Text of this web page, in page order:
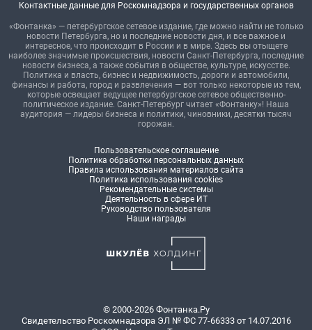
Контактные данные для Роскомнадзора и государственных органов
«Фонтанка» — петербургское сетевое издание, где можно найти не только
новости Петербурга, но и последние новости дня, и все важное и
интересное, что происходит в России и в мире. Здесь вы отыщете
наиболее значимые происшествия, новости Санкт-Петербурга, последние
новости бизнеса, а также события в обществе, культуре, искусстве.
Политика и власть, бизнес и недвижимость, дороги и автомобили,
финансы и работа, город и развлечения — вот только некоторые из тем,
которые освещает ведущее петербургское сетевое общественно-
политическое издание. Санкт-Петербург читает «Фонтанку»! Наша
аудитория — лидеры бизнеса и политики, чиновники, десятки тысяч
горожан.
Пользовательское соглашение
Политика обработки персональных данных
Правила использования материалов сайта
Политика использования cookies
Рекомендательные системы
Деятельность в сфере ИТ
Руководство пользователя
Наши награды
© 2000-2026 Фонтанка.Ру
Свидетельство Роскомнадзора ЭЛ № ФС 77-66333 от 14.07.2016